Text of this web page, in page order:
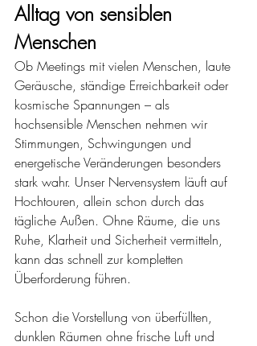
Alltag von sensiblen
Menschen
Ob Meetings mit vielen Menschen, laute
Geräusche, ständige Erreichbarkeit oder
kosmische Spannungen – als
hochsensible Menschen nehmen wir
Stimmungen, Schwingungen und
energetische Veränderungen besonders
stark wahr. Unser Nervensystem läuft auf
Hochtouren, allein schon durch das
tägliche Außen. Ohne Räume, die uns
Ruhe, Klarheit und Sicherheit vermitteln,
kann das schnell zur kompletten
Überforderung führen.
Schon die Vorstellung von überfüllten,
dunklen Räumen ohne frische Luft und